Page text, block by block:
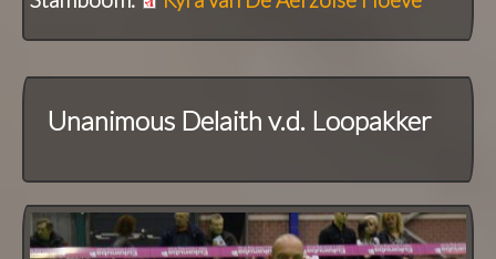
Unanimous Delaith v.d. Loopakker